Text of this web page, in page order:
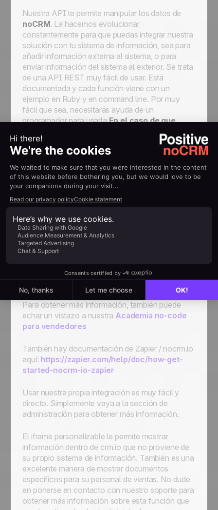
Nuestra API te permite manipular los datos de
noCRM. La hacemos evolucionar
constantemente para que puedas integrar nuestra
solución con tu sistema de información, sea para
añadir información externa al sistema, o para
enviar información del sistema al exterior. Se trata
de una API REST muy fácil de usar. Está
documentada y cada función viene con un
ejemplo en Ruby y en command line. Por muy
fácil que sea, necesitarás ayuda de un
programador para usarla.En el caso de que
falte algo en nuestra API, por favor entra en
contacto con nosotros para explicarnos que
deseas hacer y tendremos todo el gusto en
desarrollarlo
Si no tienes un desarrollador en tu equipo, Zapier
es la principalsolución no-code
enviar datos de un sistema al otro. Por ejemplo, si
utilizas Wufoo como formulario de contacto en tu
página web, puedes crear leads dentro de
noCRM. Para beneficiar al máximo de una
integración con Zapier es muy importante que
Admin de tu cuenta (teléfono, nombre,
dirección…) porque Zapier utiliza esos campos.
Para obtener más información, también puede
echar un vistazo a nuestra Academia no-code
para vendedores
También hay documentación de Zapier / nocrm.io
aquí: https://zapier.com/help/doc/how-get-
started-nocrm-io-zapier
Usar nuestra propia integración es muy fácil y
directo. Simplemente vaya a la sección de
administración para obtener más información.
El iframe personalizable le permite mostrar
información dentro de crm.io que no proviene de
su propio sistema de información. También es una
excelente manera de mostrar documentos
específicos para su personal de ventas. No dude
en ponerse en contacto con nuestro soporte para
obtener más información sobre esta función que